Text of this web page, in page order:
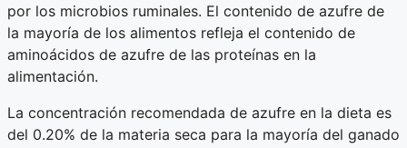
por los microbios ruminales. El contenido de azufre de
la mayoría de los alimentos refleja el contenido de
aminoácidos de azufre de las proteínas en la
alimentación.
La concentración recomendada de azufre en la dieta es
del 0.20% de la materia seca para la mayoría del ganado